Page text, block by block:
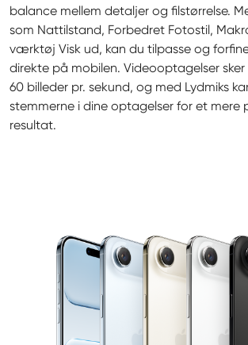
balance mellem detaljer og filstørrelse.
som Nattilstand, Forbedret Fotostil,
værktøj Visk ud, kan du tilpasse og
direkte på mobilen. Videooptagelser sker
60 billeder pr. sekund, og med Lydmiks
stemmerne i dine optagelser for et mere
resultat.